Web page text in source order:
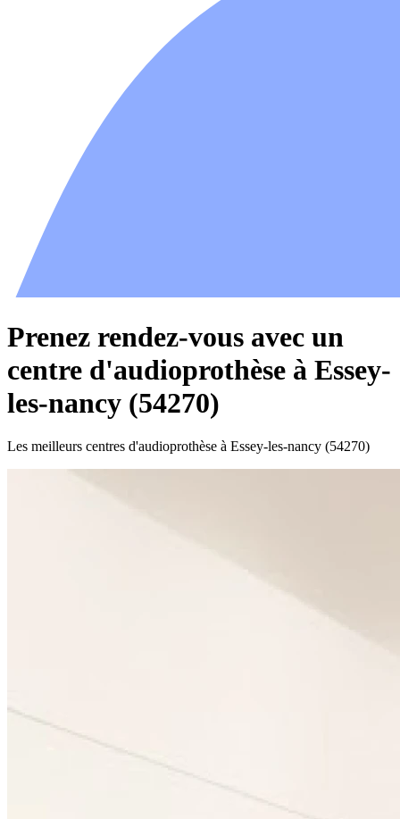
Prenez rendez-vous avec un
centre d'audioprothèse à Essey-
les-nancy (54270)
Les meilleurs centres d'audioprothèse à Essey-les-nancy (54270)